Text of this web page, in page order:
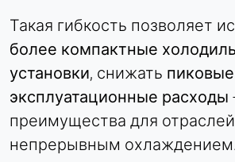
Такая гибкость позволяет
более компактные
установки, снижать
эксплуатационные расходы
преимущества для
непрерывным охлаждением.
vuid, плеер
Provider:
Vimeo, Inc.
Purpose:
Встраивание видеоконтента
Cookie duration: